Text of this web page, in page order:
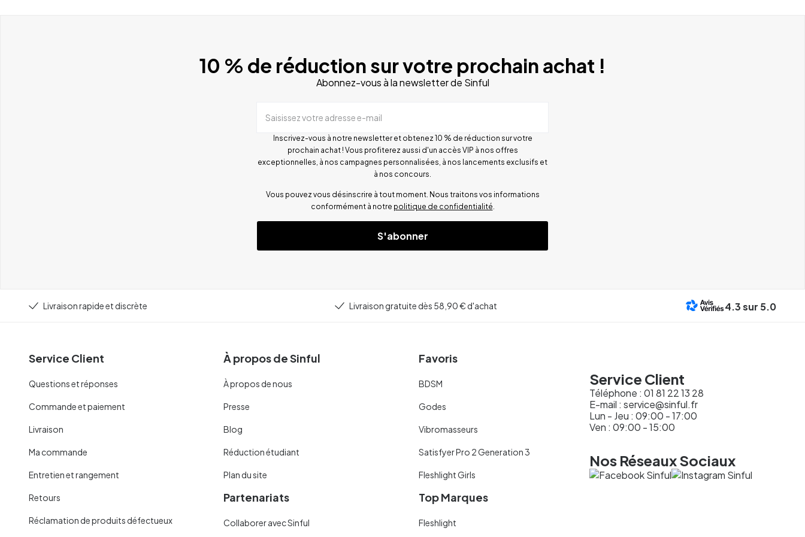
10 % de réduction sur votre prochain achat !
Abonnez-vous à la newsletter de Sinful
Saisissez votre adresse e-mail
Inscrivez-vous à notre newsletter et obtenez 10 % de réduction sur votre
prochain achat ! Vous profiterez aussi d'un accès VIP à nos offres
exceptionnelles, à nos campagnes personnalisées, à nos lancements exclusifs et
à nos concours.
Vous pouvez vous désinscrire à tout moment. Nous traitons vos informations
conformément à notre politique de confidentialité
S'abonner
Livraison rapide et discrète Livraison gratuite dès 58,90 € d'achat 4.3sur 5.0
Service Client
Questions et réponses
Commande et paiement
Livraison
Ma commande
Entretien et rangement
Retours
Réclamation de produits défectueux
À propos de Sinful
À propos de nous
Presse
Blog
Réduction étudiant
Plan du site
Partenariats
Collaborer avec Sinful
Favoris
BDSM
Godes
Vibromasseurs
Satisfyer Pro 2 Generation 3
Fleshlight Girls
Top Marques
Fleshlight
Service Client
Téléphone : 01 81 22 13 28
E-mail : service@sinful.fr
Lun - Jeu : 09:00 - 17:00
Ven : 09:00 - 15:00
Nos Réseaux Sociaux